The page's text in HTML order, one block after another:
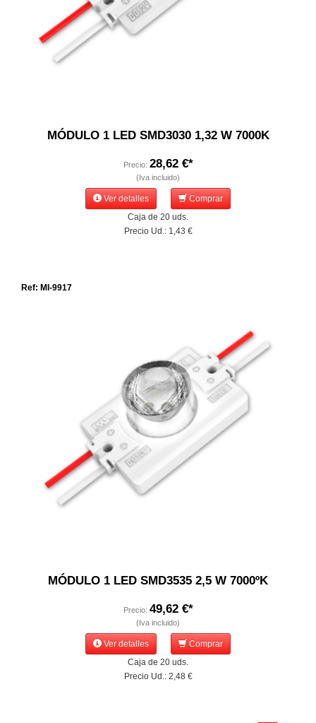
MÓDULO 1 LED SMD3030 1,32 W 7000K
Precio: 28,62 €*
(Iva incluido)
Ver detalles
Comprar
Caja de 20 uds.
Precio Ud.: 1,43 €
Ref: MI-9917
MÓDULO 1 LED SMD3535 2,5 W 7000ºK
Precio: 49,62 €*
(Iva incluido)
Ver detalles
Comprar
Caja de 20 uds.
Precio Ud.: 2,48 €